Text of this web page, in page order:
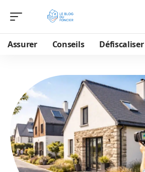
Assurer Conseils Défiscaliser